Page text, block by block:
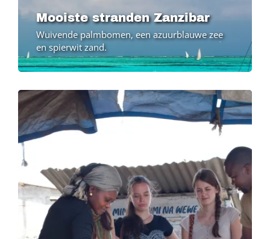
Mooiste stranden Zanzibar
Wuivende palmbomen, een azuurblauwe zee
en spierwit zand.
Image
Image